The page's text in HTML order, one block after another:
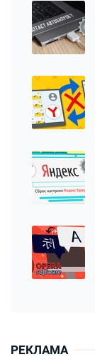
РЕКЛАМА